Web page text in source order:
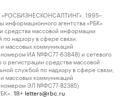
1995–
агентства «РБК»
средства массовой информации
надзору в сфере связи,
массовых коммуникаций
номером ИА №ФС77-63848) и сетевого
о регистрации средства массовой
службой по надзору в сфере связи,
массовых коммуникаций
номером ЭЛ №ФС77-82385)
18+ letters@rbc.ru